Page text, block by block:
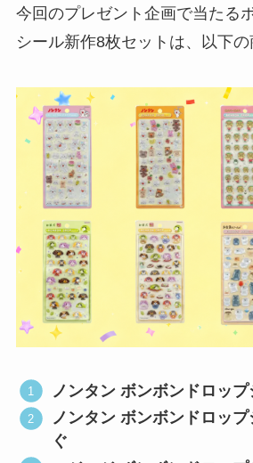
今回のプレゼント企画で当たる
シール新作8枚セットは、以下の
ノンタン ボンボンドロッ
ノンタン ボンボンドロッ
ぐ